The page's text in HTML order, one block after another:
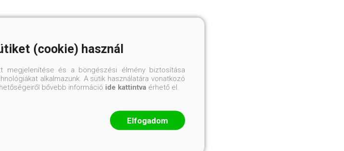
(cookie) használ
megjelenítése és a böngészési élmény biztosítása
alkalmazunk. A sütik használatára vonatkozó
bővebb információ ide kattintva érhető el.
Elfogadom